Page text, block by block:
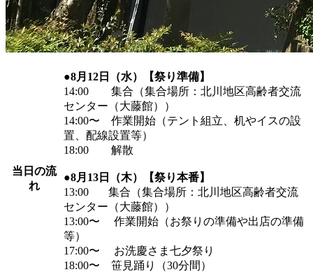
当日の流
れ
●8月12日（水）【祭り準備】
14:00 集合（集合場所：北川地区高齢者交流
センター（大藤館））
14:00〜 作業開始（テント組立、机やイスの設
置、配線設置等）
18:00 解散
●8月13日（木）【祭り本番】
13:00 集合（集合場所：北川地区高齢者交流
センター（大藤館））
13:00〜 作業開始（お祭りの準備や出店の準備
等）
17:00〜 お洗慶さま七夕祭り
18:00〜 笹見踊り（30分間）